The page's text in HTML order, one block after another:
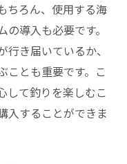
ちろん、使用する海
導入も必要です。
き届いているか、
ことも重要です。こ
して釣りを楽しむこ
入することができま